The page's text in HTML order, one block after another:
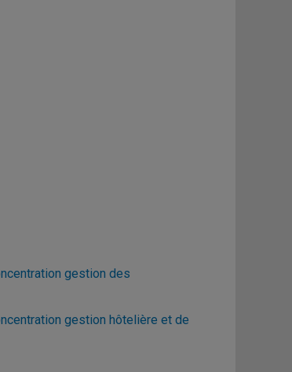
gestion des
gestion hôtelière et de